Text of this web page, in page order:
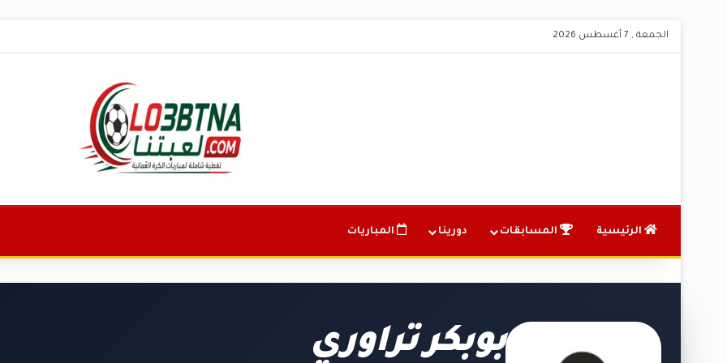
الجمعة , 7 أغسطس 2026
الرئيسية المسابقات دورينا المباريات
بوبكر تراوري